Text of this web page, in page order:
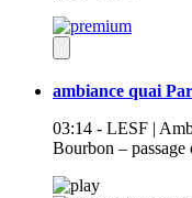
ambiance quai
03:14 - LESF |
Bourbon –